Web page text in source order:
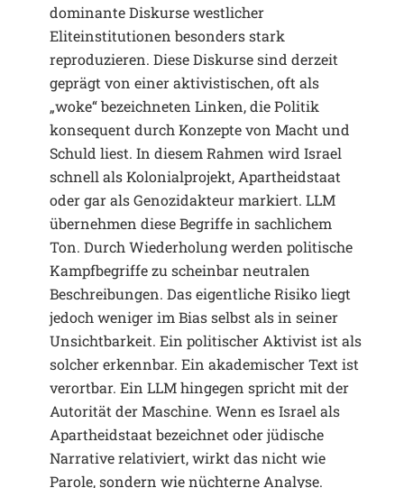
dominante Diskurse westlicher
Eliteinstitutionen besonders stark
reproduzieren. Diese Diskurse sind derzeit
geprägt von einer aktivistischen, oft als
„woke“ bezeichneten Linken, die Politik
konsequent durch Konzepte von Macht und
Schuld liest. In diesem Rahmen wird Israel
schnell als Kolonialprojekt, Apartheidstaat
oder gar als Genozidakteur markiert. LLM
übernehmen diese Begriffe in sachlichem
Ton. Durch Wiederholung werden politische
Kampfbegriffe zu scheinbar neutralen
Beschreibungen. Das eigentliche Risiko liegt
jedoch weniger im Bias selbst als in seiner
Unsichtbarkeit. Ein politischer Aktivist ist als
solcher erkennbar. Ein akademischer Text ist
verortbar. Ein LLM hingegen spricht mit der
Autorität der Maschine. Wenn es Israel als
Apartheidstaat bezeichnet oder jüdische
Narrative relativiert, wirkt das nicht wie
Parole, sondern wie nüchterne Analyse.